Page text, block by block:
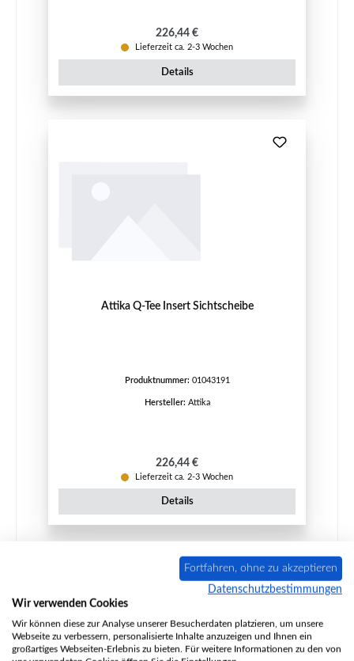
Regulärer Preis:
226,44 €
Lieferzeit ca. 2-3 Wochen
Details
Attika Q-Tee Insert Sichtscheibe
Produktnummer: 01043191
Hersteller: Attika
Regulärer Preis:
226,44 €
Lieferzeit ca. 2-3 Wochen
Details
Fortfahren, ohne zu akzeptieren
Datenschutzbestimmungen
Wir verwenden Cookies
Wir können diese zur Analyse unserer Besucherdaten platzieren, um unsere
Webseite zu verbessern, personalisierte Inhalte anzuzeigen und Ihnen ein
großartiges Webseiten-Erlebnis zu bieten. Für weitere Informationen zu den von